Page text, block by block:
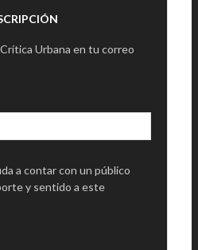
Urbana en tu correo
a contar con un público
y sentido a este